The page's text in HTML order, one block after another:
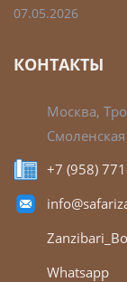
07.05.2026
КОНТАКТЫ
Москва,
Смоленская
+7 (958)
Whatsapp